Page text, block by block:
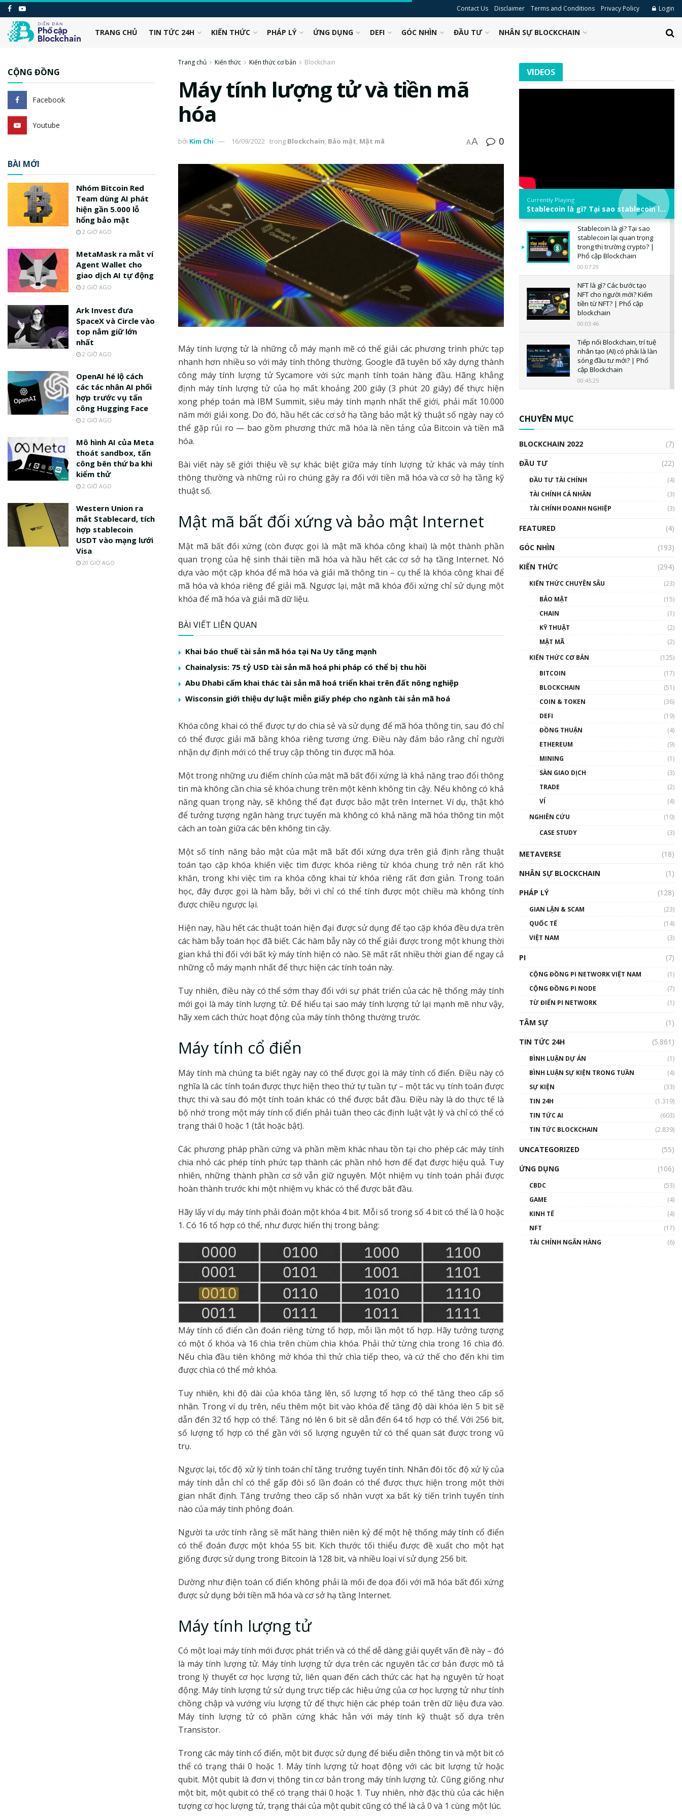
Contact Us Disclaimer Terms and Conditions Privacy Policy Login
TRANG CHỦ TIN TỨC 24H KIẾN THỨC PHÁP LÝ ỨNG DỤNG DEFI GÓC NHÌN ĐẦU TƯ NHÂN SỰ BLOCKCHAIN
Trang chủ Kiến thức Kiến thức cơ bản Blockchain
Máy tính lượng tử và tiền mã
hóa
bởi Kim Chi 16/09/2022 trong Blockchain, Bảo mật, Mật mã AA 0
Máy tính lượng tử là những cỗ máy mạnh mẽ có thể giải các phương trình phức tạp
nhanh hơn nhiều so với máy tính thông thường. Google đã tuyên bố xây dựng thành
công máy tính lượng tử Sycamore với sức mạnh tính toán hàng đầu. Hãng khẳng
định máy tính lượng tử của họ mất khoảng 200 giây (3 phút 20 giây) để thực hiện
xong phép toán mà IBM Summit, siêu máy tính mạnh nhất thế giới, phải mất 10.000
năm mới giải xong. Do đó, hầu hết các cơ sở hạ tầng bảo mật kỹ thuật số ngày nay có
thể gặp rủi ro — bao gồm phương thức mã hóa là nền tảng của Bitcoin và tiền mã
hóa.
Bài viết này sẽ giới thiệu về sự khác biệt giữa máy tính lượng tử khác và máy tính
thông thường và những rủi ro chúng gây ra đối với tiền mã hóa và cơ sở hạ tầng kỹ
thuật số.
Mật mã bất đối xứng và bảo mật Internet
Mật mã bất đối xứng (còn được gọi là mật mã khóa công khai) là một thành phần
quan trọng của hệ sinh thái tiền mã hóa và hầu hết các cơ sở hạ tầng Internet. Nó
dựa vào một cặp khóa để mã hóa và giải mã thông tin – cụ thể là khóa công khai để
mã hóa và khóa riêng để giải mã. Ngược lại, mật mã khóa đối xứng chỉ sử dụng một
khóa để mã hóa và giải mã dữ liệu.
BÀI VIẾT LIÊN QUAN
Khai báo thuế tài sản mã hóa tại Na Uy tăng mạnh
Chainalysis: 75 tỷ USD tài sản mã hoá phi pháp có thể bị thu hồi
Abu Dhabi cấm khai thác tài sản mã hoá triển khai trên đất nông nghiệp
Wisconsin giới thiệu dự luật miễn giấy phép cho ngành tài sản mã hoá
Khóa công khai có thể được tự do chia sẻ và sử dụng để mã hóa thông tin, sau đó chỉ
có thể được giải mã bằng khóa riêng tương ứng. Điều này đảm bảo rằng chỉ người
nhận dự định mới có thể truy cập thông tin được mã hóa.
Một trong những ưu điểm chính của mật mã bất đối xứng là khả năng trao đổi thông
tin mà không cần chia sẻ khóa chung trên một kênh không tin cậy. Nếu không có khả
năng quan trọng này, sẽ không thể đạt được bảo mật trên Internet. Ví dụ, thật khó
để tưởng tượng ngân hàng trực tuyến mà không có khả năng mã hóa thông tin một
cách an toàn giữa các bên không tin cậy.
Một số tính năng bảo mật của mật mã bất đối xứng dựa trên giả định rằng thuật
toán tạo cặp khóa khiến việc tìm được khóa riêng từ khóa chung trở nên rất khó
khăn, trong khi việc tìm ra khóa công khai từ khóa riêng rất đơn giản. Trong toán
học, đây được gọi là hàm bẫy, bởi vì chỉ có thể tính được một chiều mà không tính
được chiều ngược lại.
Hiện nay, hầu hết các thuật toán hiện đại được sử dụng để tạo cặp khóa đều dựa trên
các hàm bẫy toán học đã biết. Các hàm bẫy này có thể giải được trong một khung thời
gian khả thi đối với bất kỳ máy tính hiện có nào. Sẽ mất rất nhiều thời gian để ngay cả
những cỗ máy mạnh nhất để thực hiện các tính toán này.
Tuy nhiên, điều này có thể sớm thay đổi với sự phát triển của các hệ thống máy tính
mới gọi là máy tính lượng tử. Để hiểu tại sao máy tính lượng tử lại mạnh mẽ như vậy,
hãy xem cách thức hoạt động của máy tính thông thường trước.
Máy tính cổ điển
Máy tính mà chúng ta biết ngày nay có thể được gọi là máy tính cổ điển. Điều này có
nghĩa là các tính toán được thực hiện theo thứ tự tuần tự – một tác vụ tính toán được
thực thi và sau đó một tính toán khác có thể được bắt đầu. Điều này là do thực tế là
bộ nhớ trong một máy tính cổ điển phải tuân theo các định luật vật lý và chỉ có thể có
trạng thái 0 hoặc 1 (tắt hoặc bật).
Các phương pháp phần cứng và phần mềm khác nhau tồn tại cho phép các máy tính
chia nhỏ các phép tính phức tạp thành các phần nhỏ hơn để đạt được hiệu quả. Tuy
nhiên, những thành phần cơ sở vẫn giữ nguyên. Một nhiệm vụ tính toán phải được
hoàn thành trước khi một nhiệm vụ khác có thể được bắt đầu.
Hãy lấy ví dụ máy tính phải đoán một khóa 4 bit. Mỗi số trong số 4 bit có thể là 0 hoặc
1. Có 16 tổ hợp có thể, như được hiển thị trong bảng:
Máy tính cổ điển cần đoán riêng từng tổ hợp, mỗi lần một tổ hợp. Hãy tưởng tượng
có một ổ khóa và 16 chìa trên chùm chìa khóa. Phải thử từng chìa trong 16 chìa đó.
Nếu chìa đầu tiên không mở khóa thì thử chìa tiếp theo, và cứ thế cho đến khi tìm
được chìa có thể mở khóa.
Tuy nhiên, khi độ dài của khóa tăng lên, số lượng tổ hợp có thể tăng theo cấp số
nhân. Trong ví dụ trên, nếu thêm một bit vào khóa để tăng độ dài khóa lên 5 bit sẽ
dẫn đến 32 tổ hợp có thể. Tăng nó lên 6 bit sẽ dẫn đến 64 tổ hợp có thể. Với 256 bit,
số lượng tổ hợp có thể gần với số lượng nguyên tử có thể quan sát được trong vũ
trụ.
Ngược lại, tốc độ xử lý tính toán chỉ tăng trưởng tuyến tính. Nhân đôi tốc độ xử lý của
máy tính dẫn chỉ có thể gấp đôi số lần đoán có thể được thực hiện trong một thời
gian nhất định. Tăng trưởng theo cấp số nhân vượt xa bất kỳ tiến trình tuyến tính
nào của máy tính phỏng đoán.
Người ta ước tính rằng sẽ mất hàng thiên niên kỷ để một hệ thống máy tính cổ điển
có thể đoán được một khóa 55 bit. Kích thước tối thiểu được đề xuất cho một hạt
giống được sử dụng trong Bitcoin là 128 bit, và nhiều loại ví sử dụng 256 bit.
Dường như điện toán cổ điển không phải là mối đe dọa đối với mã hóa bất đối xứng
được sử dụng bởi tiền mã hóa và cơ sở hạ tầng Internet.
Máy tính lượng tử
Có một loại máy tính mới được phát triển và có thể dễ dàng giải quyết vấn đề này – đó
là máy tính lượng tử. Máy tính lượng tử dựa trên các nguyên tắc cơ bản được mô tả
trong lý thuyết cơ học lượng tử, liên quan đến cách thức các hạt hạ nguyên tử hoạt
động. Máy tính lượng tử sử dụng trực tiếp các hiệu ứng của cơ học lượng tử như tính
chồng chập và vướng víu lượng tử để thực hiện các phép toán trên dữ liệu đưa vào.
Máy tính lượng tử có phần cứng khác hẳn với máy tính kỹ thuật số dựa trên
Transistor.
Trong các máy tính cổ điển, một bit được sử dụng để biểu diễn thông tin và một bit có
thể có trạng thái 0 hoặc 1. Máy tính lượng tử hoạt động với các bit lượng tử hoặc
qubit. Một qubit là đơn vị thông tin cơ bản trong máy tính lượng tử. Cũng giống như
một bit, một qubit có thể có trạng thái 0 hoặc 1. Tuy nhiên, nhờ đặc thù của các hiện
tượng cơ học lượng tử, trạng thái của một qubit cũng có thể là cả 0 và 1 cùng một lúc.
CỘNG ĐỒNG
Facebook
Youtube
BÀI MỚI
Nhóm Bitcoin Red
Team dùng AI phát
hiện gần 5.000 lỗ
hổng bảo mật
2 GIỜ AGO
MetaMask ra mắt ví
Agent Wallet cho
giao dịch AI tự động
2 GIỜ AGO
Ark Invest đưa
SpaceX và Circle vào
top nắm giữ lớn
nhất
2 GIỜ AGO
OpenAI hé lộ cách
các tác nhân AI phối
hợp trước vụ tấn
công Hugging Face
2 GIỜ AGO
Mô hình AI của Meta
thoát sandbox, tấn
công bên thứ ba khi
kiểm thử
2 GIỜ AGO
Western Union ra
mắt Stablecard, tích
hợp stablecoin
USDT vào mạng lưới
Visa
20 GIỜ AGO
VIDEOS
Currently Playing
Stablecoin là gì? Tại sao stablecoin lại quan trọng trong thị trường crypto? | Phổ cập Blockchain
Stablecoin là gì? Tại sao
stablecoin lại quan trọng
trong thị trường crypto? |
Phổ cập Blockchain
00:07:29
NFT là gì? Các bước tạo
NFT cho người mới? Kiếm
tiền từ NFT? | Phổ cập
blockchain
00:03:46
Tiếp nối Blockchain, trí tuệ
nhân tạo (AI) có phải là làn
sóng đầu tư mới? | Phổ
cập Blockchain
00:45:25
uptrend trong năm 2023? |
Phổ cập Blockchain
00:02:14
Nhìn lại năm 2022: Những
nhân vật ảnh hưởng nhất
hệ sinh thái tiền mã hoá |
Blockchain
Nhân sự tương lại ngành
Blockchain Việt Nam | Phổ
cập Blockchain
Blockchain đang được ứng
01:34:46
01:32:59
Talkshow17: Mùa đông
Crypto – Chiếc khăn gió ấm
01:49:30
Talkshow 14: MemeCoin –
CHUYÊN MỤC
BLOCKCHAIN 2022
(7)
ĐẦU TƯ
(22)
ĐẦU TƯ TÀI CHÍNH
(4)
TÀI CHÍNH CÁ NHÂN
(3)
TÀI CHÍNH DOANH NGHIỆP
(3)
FEATURED
(4)
GÓC NHÌN
(193)
KIẾN THỨC
(294)
KIẾN THỨC CHUYÊN SÂU
(23)
BẢO MẬT
(15)
CHAIN
(1)
KỸ THUẬT
(2)
MẬT MÃ
(2)
KIẾN THỨC CƠ BẢN
(125)
BITCOIN
(17)
BLOCKCHAIN
(51)
COIN & TOKEN
(36)
DEFI
(19)
ĐỒNG THUẬN
(4)
ETHEREUM
(9)
MINING
(1)
SÀN GIAO DỊCH
(3)
TRADE
(2)
VÍ
(4)
NGHIÊN CỨU
(10)
CASE STUDY
(3)
METAVERSE
(18)
NHÂN SỰ BLOCKCHAIN
(1)
PHÁP LÝ
(128)
GIAN LẬN & SCAM
(23)
QUỐC TẾ
(14)
VIỆT NAM
(3)
PI (7)
CỘNG ĐỒNG PI NETWORK VIỆT NAM
(1)
CỘNG ĐỒNG PI NODE
(7)
TỪ ĐIỂN PI NETWORK
(1)
TÂM SỰ
(1)
TIN TỨC 24H
(5.861)
BÌNH LUẬN DỰ ÁN
(1)
BÌNH LUẬN SỰ KIỆN TRONG TUẦN
(4)
SỰ KIỆN
(33)
TIN 24H
(1.319)
TIN TỨC AI
(603)
TIN TỨC BLOCKCHAIN
(2.839)
UNCATEGORIZED
(55)
ỨNG DỤNG
(106)
CBDC
(53)
GAME
(4)
KINH TẾ
(4)
NFT
(17)
TÀI CHÍNH NGÂN HÀNG
(6)